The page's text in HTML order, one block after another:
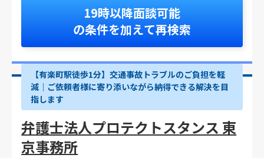
19時以降面談可能
の条件を加えて再検索
【有楽町駅徒歩1分】交通事故トラブルのご負担を軽
減｜ご依頼者様に寄り添いながら納得できる解決を目
指します
弁護士法人プロテクトスタンス 東
京事務所